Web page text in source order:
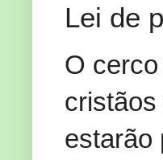
Lei de
O
estarão